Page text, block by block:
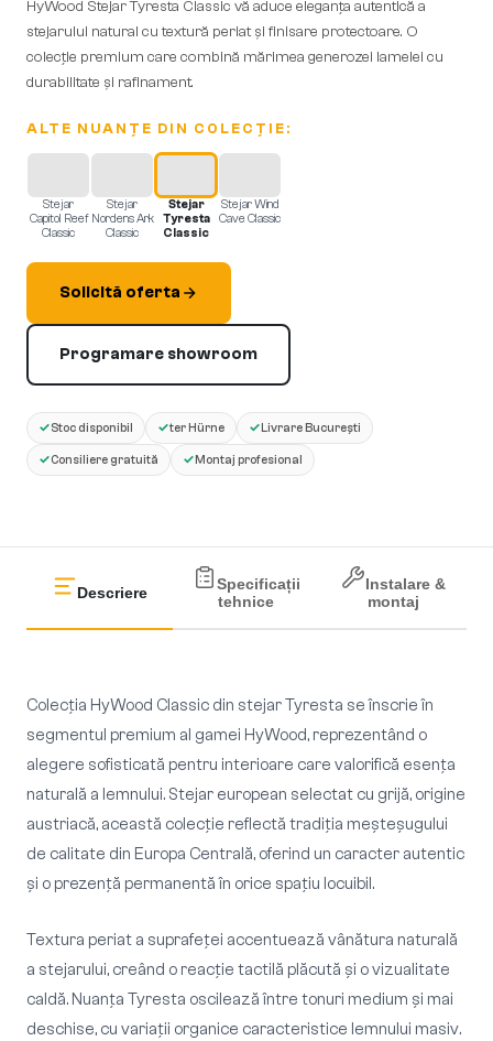
HyWood Stejar Tyresta Classic vă aduce eleganța autentică a
stejarului natural cu textură periat și finisare protectoare. O
colecție premium care combină mărimea generozei lamelei cu
durabilitate și rafinament.
ALTE NUANȚE DIN COLECȚIE:
Stejar
Capitol Reef
Classic
Stejar
Nordens Ark
Classic
Stejar
Tyresta
Classic
Stejar Wind
Cave Classic
Solicită oferta
Programare showroom
✓Stoc disponibil ✓ter Hürne ✓ Livrare București
✓Consiliere gratuită ✓ Montaj profesional
Descriere
Specificații
tehnice
Instalare &
montaj
Colecția HyWood Classic din stejar Tyresta se înscrie în
segmentul premium al gamei HyWood, reprezentând o
alegere sofisticată pentru interioare care valorifică esența
naturală a lemnului. Stejar european selectat cu grijă, origine
austriacă, această colecție reflectă tradiția meșteșugului
de calitate din Europa Centrală, oferind un caracter autentic
și o prezență permanentă în orice spațiu locuibil.
Textura periat a suprafeței accentuează vânătura naturală
a stejarului, creând o reacție tactilă plăcută și o vizualitate
caldă. Nuanța Tyresta oscilează între tonuri medium și mai
deschise, cu variații organice caracteristice lemnului masiv.